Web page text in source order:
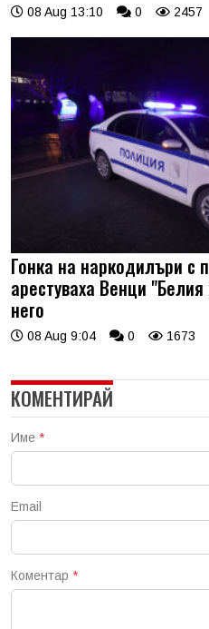
08 Aug 13:10 0 2457
Гонка на наркодилъри с
арестуваха Венци
него
08 Aug 9:04 0 1673
КОМЕНТИРАЙ
Име *
Email
Коментар *